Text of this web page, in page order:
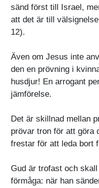
sänd först till Israel,
att det är till
12).
Även om Jesus inte
den en prövning i
husdjur! En arrogant
jämförelse.
Det är skillnad mellan
prövar tron för att göra
frestar för att leda bort
Gud är trofast och
förmåga: när han